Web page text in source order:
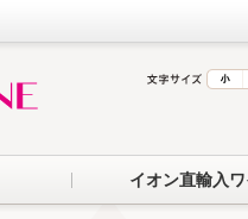
イオン直輸入